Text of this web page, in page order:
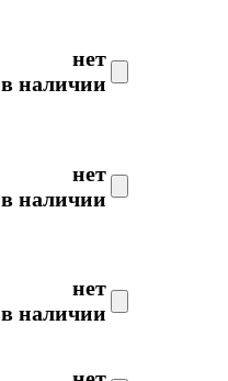
нет
в наличии
нет
в наличии
нет
в наличии